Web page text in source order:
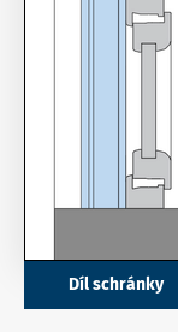
Díl schránky